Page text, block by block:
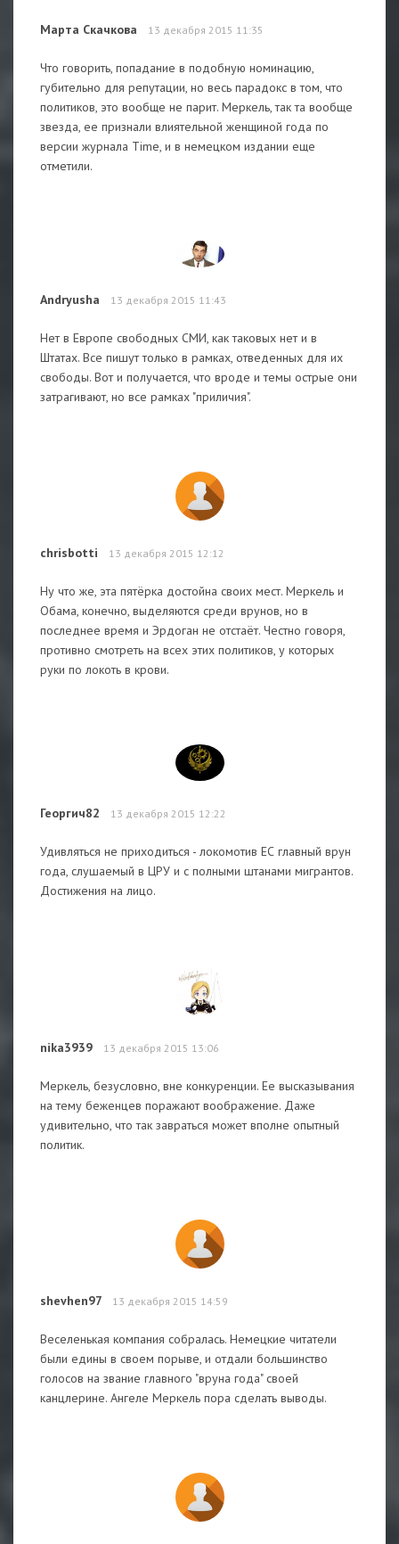
Марта Скачкова 13 декабря 2015 11:35
Что говорить, попадание в подобную номинацию,
губительно для репутации, но весь парадокс в том, что
политиков, это вообще не парит. Меркель, так та вообще
звезда, ее признали влиятельной женщиной года по
версии журнала Time, и в немецком издании еще
отметили.
Andryusha 13 декабря 2015 11:43
Нет в Европе свободных СМИ, как таковых нет и в
Штатах. Все пишут только в рамках, отведенных для их
свободы. Вот и получается, что вроде и темы острые они
затрагивают, но все рамках "приличия".
chrisbotti 13 декабря 2015 12:12
Ну что же, эта пятёрка достойна своих мест. Меркель и
Обама, конечно, выделяются среди врунов, но в
последнее время и Эрдоган не отстаёт. Честно говоря,
противно смотреть на всех этих политиков, у которых
руки по локоть в крови.
Георгич82 13 декабря 2015 12:22
Удивляться не приходиться - локомотив ЕС главный врун
года, слушаемый в ЦРУ и с полными штанами мигрантов.
Достижения на лицо.
nika3939 13 декабря 2015 13:06
Меркель, безусловно, вне конкуренции. Ее высказывания
на тему беженцев поражают воображение. Даже
удивительно, что так завраться может вполне опытный
политик.
shevhen97 13 декабря 2015 14:59
Веселенькая компания собралась. Немецкие читатели
были едины в своем порыве, и отдали большинство
голосов на звание главного "вруна года" своей
канцлерине. Ангеле Меркель пора сделать выводы.